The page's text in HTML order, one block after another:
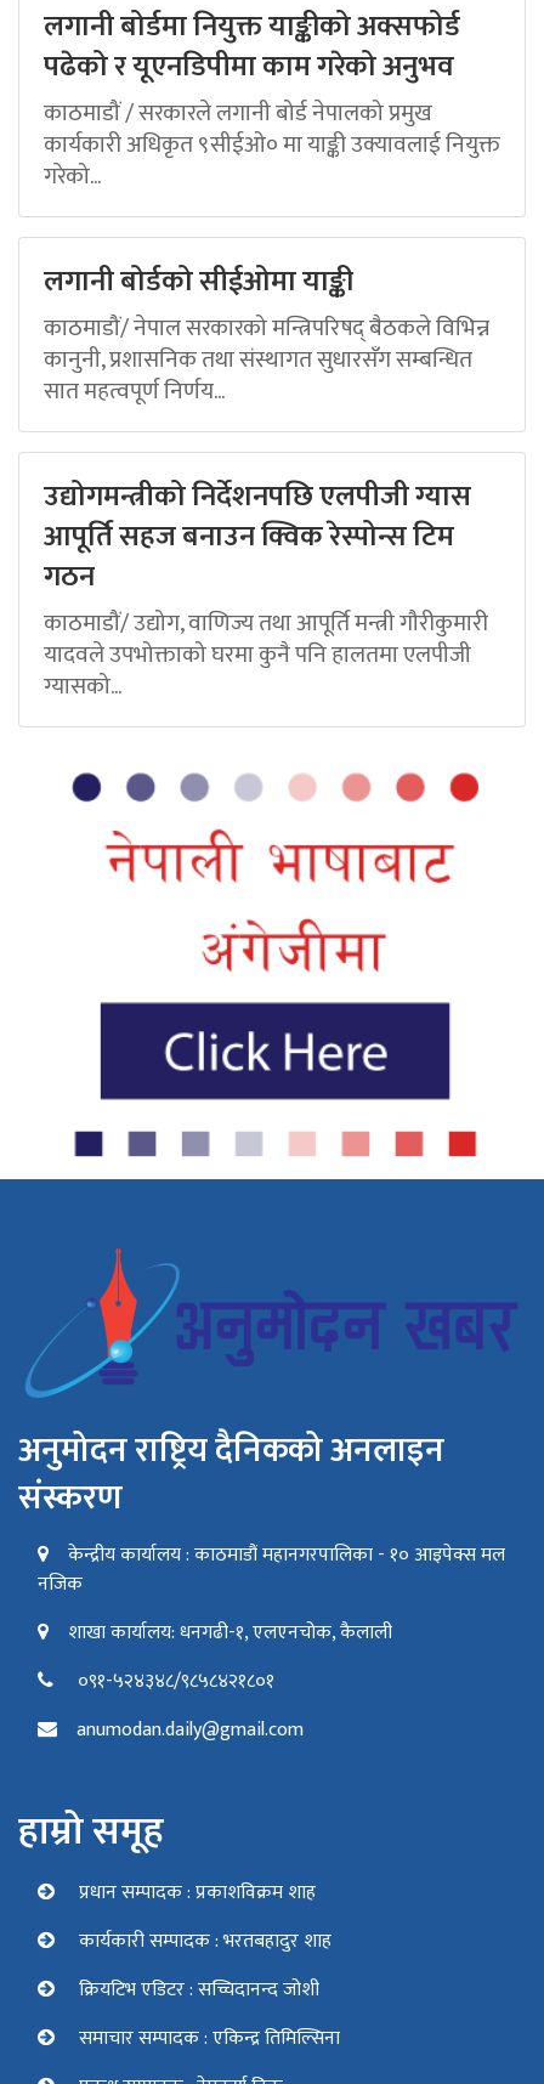
लगानी बोर्डमा नियुक्त याङ्कीको अक्सफोर्ड
पढेको र यूएनडिपीमा काम गरेको अनुभव
काठमाडौं / सरकारले लगानी बोर्ड नेपालको प्रमुख
कार्यकारी अधिकृत ९सीईओ० मा याङ्की उक्यावलाई नियुक्त
गरेको...
लगानी बोर्डको सीईओमा याङ्की
काठमाडौं/ नेपाल सरकारको मन्त्रिपरिषद् बैठकले विभिन्न
कानुनी, प्रशासनिक तथा संस्थागत सुधारसँग सम्बन्धित
सात महत्वपूर्ण निर्णय...
उद्योगमन्त्रीको निर्देशनपछि एलपीजी ग्यास
आपूर्ति सहज बनाउन क्विक रेस्पोन्स टिम
गठन
काठमाडौं/ उद्योग, वाणिज्य तथा आपूर्ति मन्त्री गौरीकुमारी
यादवले उपभोक्ताको घरमा कुनै पनि हालतमा एलपीजी
ग्यासको...
अनुमोदन राष्ट्रिय दैनिकको अनलाइन
संस्करण
केन्द्रीय कार्यालय : काठमाडौं महानगरपालिका - १० आइपेक्स मल
नजिक
शाखा कार्यालय: धनगढी-१, एलएनचोक, कैलाली
०९१-५२४३४८/९८५८४२१८०१
anumodan.daily@gmail.com
हाम्रो समूह
प्रधान सम्पादक : प्रकाशविक्रम शाह
कार्यकारी सम्पादक : भरतबहादुर शाह
क्रियटिभ एडिटर : सच्चिदानन्द जोशी
समाचार सम्पादक : एकिन्द्र तिमिल्सिना